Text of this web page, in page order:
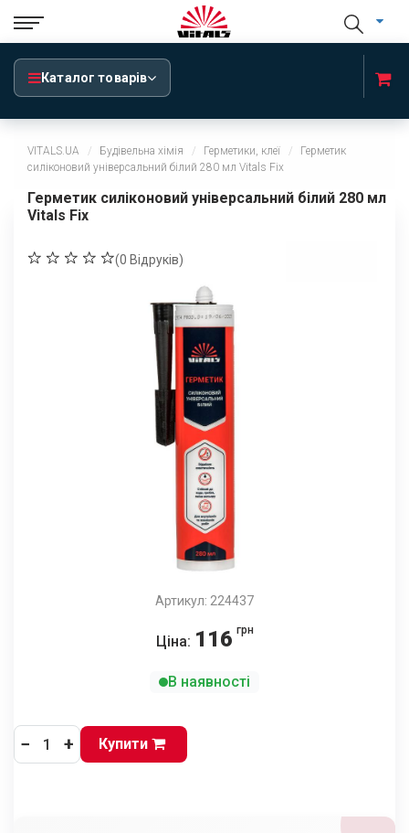
Каталог товарів
VITALS.UA Будівельна хімія Герметики, клеї
Герметик
силіконовий універсальний білий 280 мл Vitals Fix
Герметик силіконовий універсальний білий 280 мл
Vitals Fix
(0 Відруків)
Артикул: 224437
Ціна: 116 грн
В наявності
− + Купити